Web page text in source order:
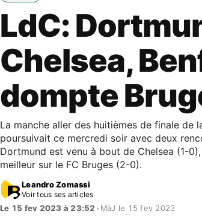
LdC:
Chelsea,
dompte
La manche aller des huitièmes de finale de
poursuivait ce mercredi soir avec deux
Dortmund est venu à bout de Chelsea (1-
meilleur sur le FC Bruges (2-0).
Leandro Zomassi
Voir tous ses articles
Le 15 fev 2023 à 23:52 • MàJ le 15 fev 2023